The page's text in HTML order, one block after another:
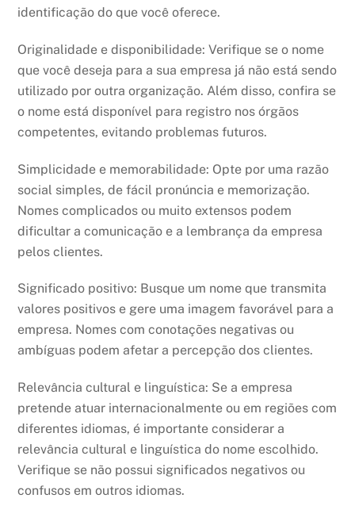
identificação do que você oferece.
Originalidade e disponibilidade: Verifique se o nome
que você deseja para a sua empresa já não está sendo
utilizado por outra organização. Além disso, confira se
o nome está disponível para registro nos órgãos
competentes, evitando problemas futuros.
Simplicidade e memorabilidade: Opte por uma razão
social simples, de fácil pronúncia e memorização.
Nomes complicados ou muito extensos podem
dificultar a comunicação e a lembrança da empresa
pelos clientes.
Significado positivo: Busque um nome que transmita
valores positivos e gere uma imagem favorável para a
empresa. Nomes com conotações negativas ou
ambíguas podem afetar a percepção dos clientes.
Relevância cultural e linguística: Se a empresa
pretende atuar internacionalmente ou em regiões com
diferentes idiomas, é importante considerar a
relevância cultural e linguística do nome escolhido.
Verifique se não possui significados negativos ou
confusos em outros idiomas.